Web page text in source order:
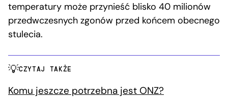
temperatury może przynieść blisko 40 milionów
przedwczesnych zgonów przed końcem obecnego
stulecia.
CZYTAJ TAKŻE
Komu jeszcze potrzebna jest ONZ?